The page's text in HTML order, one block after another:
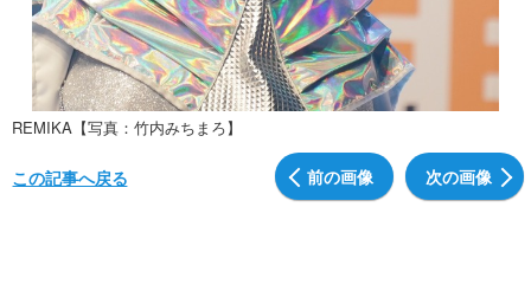
REMIKA【写真：竹内みちまろ】
前の画像 次の画像
この記事へ戻る